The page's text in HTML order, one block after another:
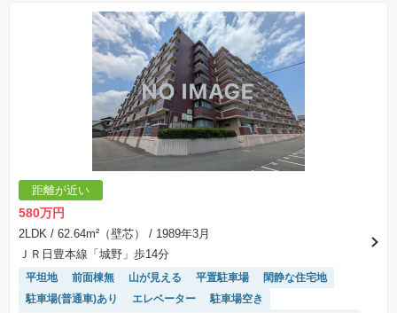
距離が近い
580万円
2LDK / 62.64m²（壁芯）
/ 1989年3月
ＪＲ日豊本線「城野」歩14分
平坦地 前面棟無 山が見える 平置駐車場
閑静な住宅地
駐車場(普通車)あり
エレベーター
駐車場空き